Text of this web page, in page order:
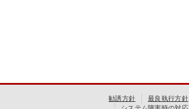
勧誘方針 最良執行方針